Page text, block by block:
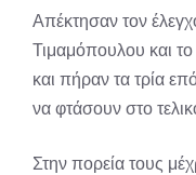
Απέκτησαν τον
Τιμαμόπουλου και το
και πήραν τα τρία
να φτάσουν στο
Στην πορεία τους